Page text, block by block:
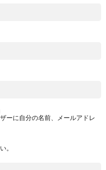
ーに自分の名前、メールアドレ
。